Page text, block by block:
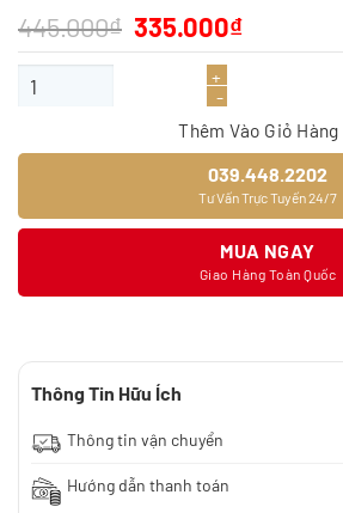
445.000₫ Giá
gốc
là:
445.000₫.
335.000₫Giá
hiện
tại
Sàn nhựa hèm khóa Charm SPC-07 số lượng
Thêm Vào Giỏ Hàng
039.448.2202
Tư Vấn Trực Tuyến 24/7
MUA NGAY
Giao Hàng Toàn Quốc
Thông Tin Hữu Ích
Thông tin vận chuyển
Hướng dẫn thanh toán